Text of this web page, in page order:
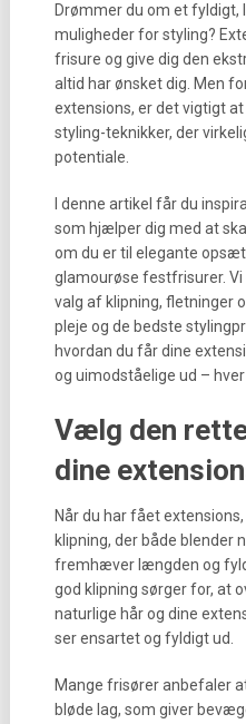
Drømmer du om et
muligheder for styling?
frisure og give dig den
altid har ønsket dig. Men
extensions, er det vigtigt
styling-teknikker, der
potentiale.
I denne artikel får du
som hjælper dig med at
om du er til elegante
glamourøse festfrisurer.
valg af klipning, fletninger
pleje og de bedste
hvordan du får dine
og uimodståelige ud –
Vælg den
dine
Når du har fået
klipning, der både blender
fremhæver længden og
god klipning sørger for, at
naturlige hår og dine
ser ensartet og fyldigt ud.
Mange frisører anbefaler
bløde lag, som giver